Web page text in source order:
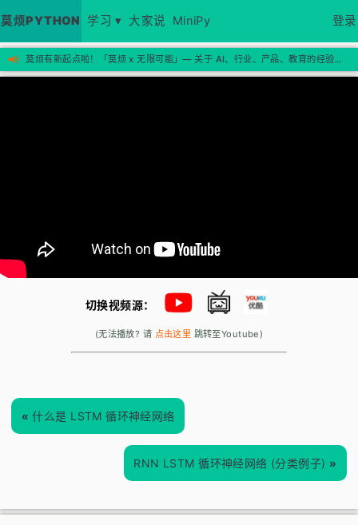
莫烦PYTHON 学习 ▾ 大家说 MiniPy 登录
📢 莫烦有新起点啦！「莫烦 x 无限可能」— 关于 AI、行业、产品、教育的经验思考，欢迎来新站看看 →
切换视频源：
(无法播放? 请 点击这里 跳转至Youtube)
« 什么是 LSTM 循环神经网络
RNN LSTM 循环神经网络 (分类例子) »